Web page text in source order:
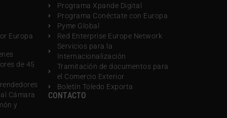
Europa
de 45
Cámara
y
Programa Xpande Digital
Programa Conéctate con Europa
Pyme Global
Red Enterprise Europe Network
Servicios para la
Internacionalización
Tramitación de documentos para
el Comercio Exterior
Boletín Toledo Exporta
CONTACTO